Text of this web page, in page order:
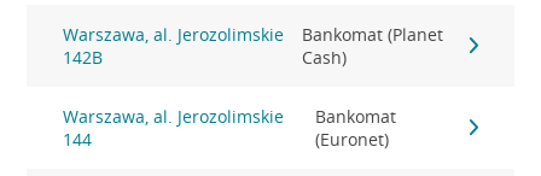
Warszawa, al. Jerozolimskie
142B
Bankomat (Planet
Cash)
Warszawa, al. Jerozolimskie
144
Bankomat
(Euronet)